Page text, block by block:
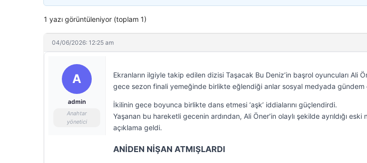
1 yazı görüntüleniyor (toplam 1)
04/06/2026: 12:25 am
A
admin
Anahtar
yönetici
Ekranların ilgiyle takip edilen dizisi Taşacak Bu Deniz’in başrol oyuncuları Ali
gece sezon finali yemeğinde birlikte eğlendiği anlar sosyal medyada gündem
İkilinin gece boyunca birlikte dans etmesi ‘aşk’ iddialarını güçlendirdi.
Yaşanan bu hareketli gecenin ardından, Ali Öner’in olaylı şekilde ayrıldığı eski
açıklama geldi.
ANİDEN NİŞAN ATMIŞLARDI